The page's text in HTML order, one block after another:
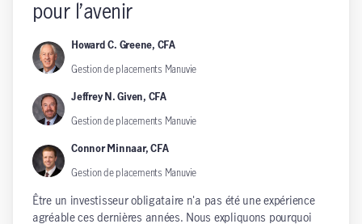
pour l’avenir
Howard C. Greene, CFA
Gestion de placements Manuvie
Jeffrey N. Given, CFA
Gestion de placements Manuvie
Connor Minnaar, CFA
Gestion de placements Manuvie
Être un investisseur obligataire n'a pas été une expérience
agréable ces dernières années. Nous expliquons pourquoi